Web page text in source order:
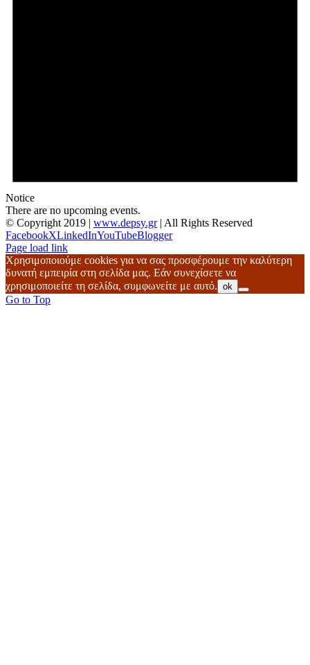
Notice
There are no upcoming events.
© Copyright 2019 | www.depsy.gr| All Rights Reserved
FacebookXLinkedInYouTubeBlogger
Page load link
Χρησιμοποιούμε cookies για να σας προσφέρουμε την καλύτερη
δυνατή εμπειρία στη σελίδα μας. Εάν συνεχίσετε να
χρησιμοποιείτε τη σελίδα, συμφωνείτε με αυτό. ok
Go to Top